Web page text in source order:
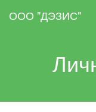
ООО "ДЭЗИС"